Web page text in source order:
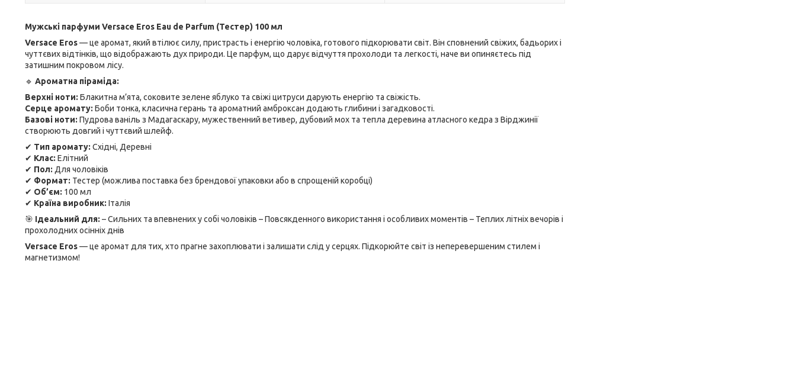
Мужські парфуми Versace Eros Eau de Parfum (Тестер) 100 мл
Versace Eros— це аромат, який втілює силу, пристрасть і енергію чоловіка, готового підкорювати світ. Він сповнений свіжих, бадьорих і
чуттєвих відтінків, що відображають дух природи. Це парфум, що дарує відчуття прохолоди та легкості, наче ви опиняєтесь під
затишним покровом лісу.
🔹 Ароматна піраміда:
Верхні ноти: Блакитна м’ята, соковите зелене яблуко та свіжі цитруси дарують енергію та свіжість.
Серце аромату: Боби тонка, класична герань та ароматний амброксан додають глибини і загадковості.
Базові ноти: Пудрова ваніль з Мадагаскару, мужественний ветивер, дубовий мох та тепла деревина атласного кедра з Вірджинії
створюють довгий і чуттєвий шлейф.
✔ Тип аромату: Східні, Деревні
✔ Клас: Елітний
✔ Пол: Для чоловіків
✔ Формат: Тестер (можлива поставка без брендової упаковки або в спрощеній коробці)
✔ Об’єм: 100 мл
✔ Країна виробник: Італія
🎯 Ідеальний для: – Сильних та впевнених у собі чоловіків – Повсякденного використання і особливих моментів – Теплих літніх вечорів і
прохолодних осінніх днів
Versace Eros— це аромат для тих, хто прагне захоплювати і залишати слід у серцях. Підкорюйте світ із неперевершеним стилем і
магнетизмом!